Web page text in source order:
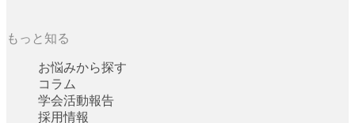
もっと知る
お悩みから探す
コラム
学会活動報告
採用情報